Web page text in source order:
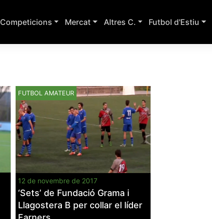
Competicions Mercat Altres C. Futbol d'Estiu
FUTBOL AMATEUR
12 de novembre de 2017
‘Sets’ de Fundació Grama i
Llagostera B per collar el líder